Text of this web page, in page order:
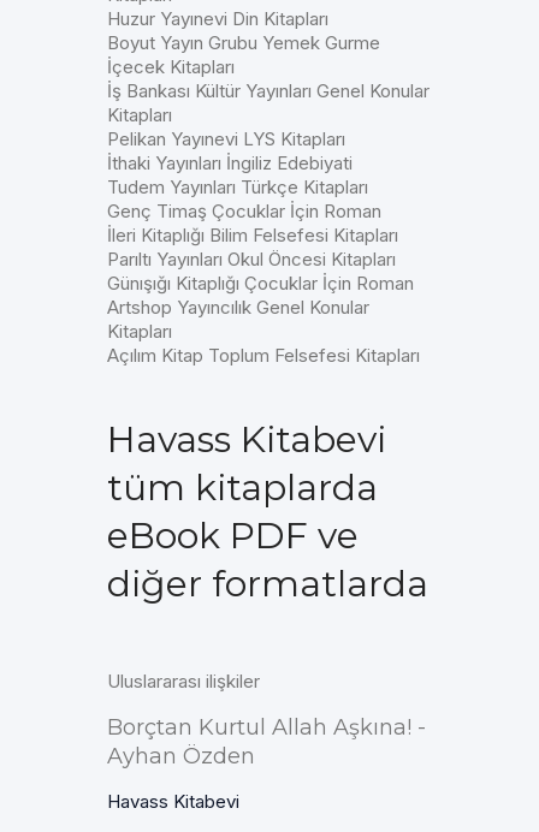
Huzur Yayınevi Din Kitapları
Boyut Yayın Grubu Yemek Gurme
İçecek Kitapları
İş Bankası Kültür Yayınları Genel Konular
Kitapları
Pelikan Yayınevi LYS Kitapları
İthaki Yayınları İngiliz Edebiyati
Tudem Yayınları Türkçe Kitapları
Genç Timaş Çocuklar İçin Roman
İleri Kitaplığı Bilim Felsefesi Kitapları
Parıltı Yayınları Okul Öncesi Kitapları
Günışığı Kitaplığı Çocuklar İçin Roman
Artshop Yayıncılık Genel Konular
Kitapları
Açılım Kitap Toplum Felsefesi Kitapları
Havass Kitabevi
tüm kitaplarda
eBook PDF ve
diğer formatlarda
Uluslararası ilişkiler
Borçtan Kurtul Allah Aşkına! -
Ayhan Özden
Havass Kitabevi